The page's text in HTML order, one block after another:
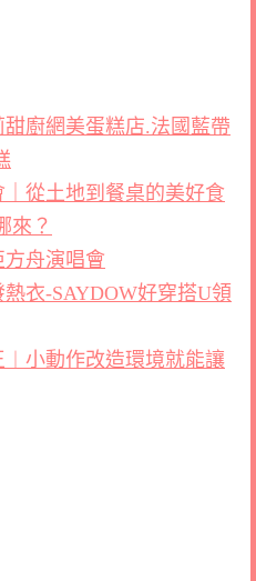
廚網美蛋糕店.法國藍帶
｜從土地到餐桌的美好食
來？
方舟演唱會
熱衣-SAYDOW好穿搭U領
小動作改造環境就能讓